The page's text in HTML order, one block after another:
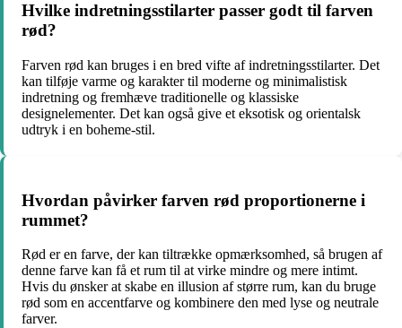
Hvilke indretningsstilarter passer godt til farven
rød?
Farven rød kan bruges i en bred vifte af indretningsstilarter. Det
kan tilføje varme og karakter til moderne og minimalistisk
indretning og fremhæve traditionelle og klassiske
designelementer. Det kan også give et eksotisk og orientalsk
udtryk i en boheme-stil.
Hvordan påvirker farven rød proportionerne i
rummet?
Rød er en farve, der kan tiltrække opmærksomhed, så brugen af
denne farve kan få et rum til at virke mindre og mere intimt.
Hvis du ønsker at skabe en illusion af større rum, kan du bruge
rød som en accentfarve og kombinere den med lyse og neutrale
farver.